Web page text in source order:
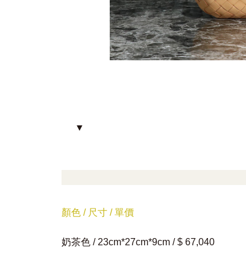
▼
顏色 / 尺寸 / 單價
奶茶色 / 23cm*27cm*9cm / $ 67,040